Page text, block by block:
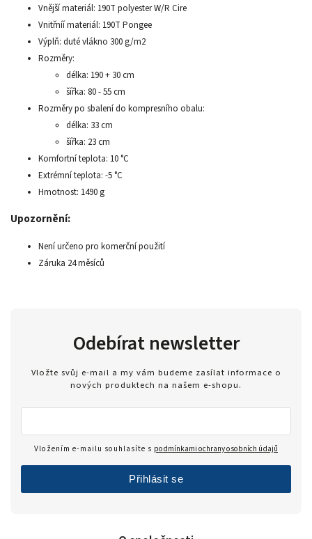
Vnější materiál: 190T polyester W/R Cire
Vnitřníí materiál: 190T Pongee
Výplň: duté vlákno 300 g/m2
Rozměry:
délka: 190 + 30 cm
šířka: 80 - 55 cm
Rozměry po sbalení do kompresního obalu:
délka: 33 cm
šířka: 23 cm
Komfortní teplota: 10 °C
Extrémní teplota: -5 °C
Hmotnost: 1490 g
Upozornění:
Není určeno pro komerční použití
Záruka 24 měsíců
Odebírat newsletter
Vložte svůj e-mail a my vám budeme zasílat informace o
nových produktech na našem e-shopu.
Vložením e-mailu souhlasíte s podmínkami ochrany osobních údajů
Přihlásit se